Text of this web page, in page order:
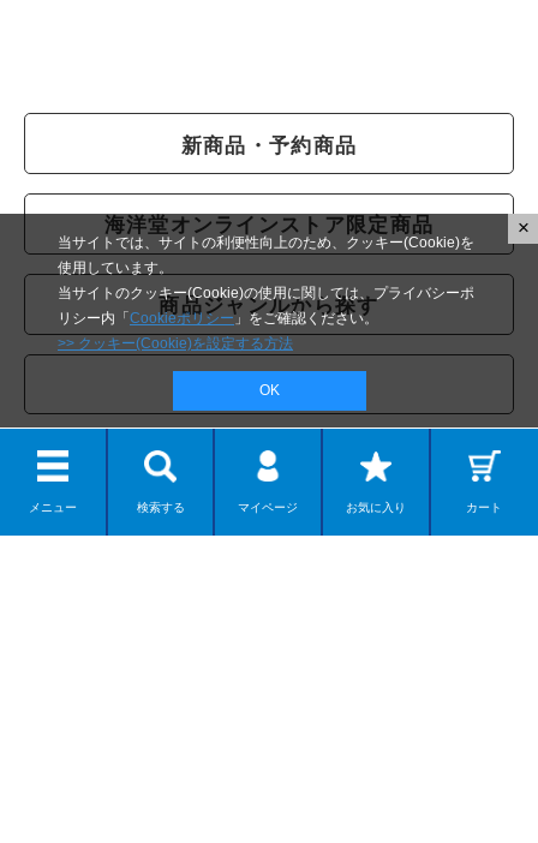
新商品・予約商品
海洋堂オンラインストア限定商品
商品ジャンルから探す
テーマから探す
クリエイターから探す
メニュー 検索する マイページ お気に入り カート
当サイトでは、サイトの利便性向上のため、クッキー(Cookie)を
使用しています。
当サイトのクッキー(Cookie)の使用に関しては、プライバシーポ
リシー内「 Cookieポリシー」をご確認ください。
>> クッキー(Cookie)を設定する方法
OK
×